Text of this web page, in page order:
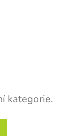
kategorie.